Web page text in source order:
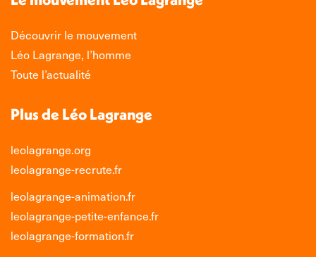
fenêtrefenêtrefenêtrefenêtre
Découvrir le mouvement
Léo Lagrange, l’homme
Toute l’actualité
Plus de Léo Lagrange
leolagrange.org
leolagrange-recrute.fr
leolagrange-animation.fr
leolagrange-petite-enfance.fr
leolagrange-formation.fr